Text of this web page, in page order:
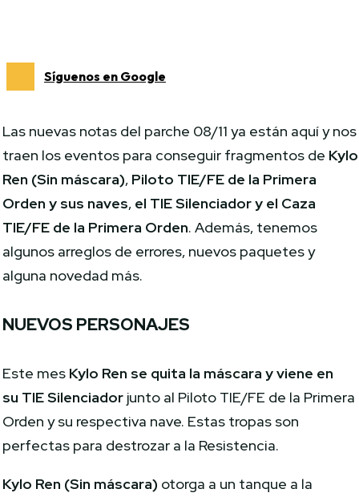
Síguenos en Google
Las nuevas notas del parche 08/11 ya están aquí y nos
traen los eventos para conseguir fragmentos de Kylo
Ren (Sin máscara), Piloto TIE/FE de la Primera
Orden y sus naves, el TIE Silenciador y el Caza
TIE/FE de la Primera Orden. Además, tenemos
algunos arreglos de errores, nuevos paquetes y
alguna novedad más.
NUEVOS PERSONAJES
Este mes Kylo Ren se quita la máscara y viene en
su TIE Silenciador junto al Piloto TIE/FE de la Primera
Orden y su respectiva nave. Estas tropas son
perfectas para destrozar a la Resistencia.
Kylo Ren (Sin máscara) otorga a un tanque a la